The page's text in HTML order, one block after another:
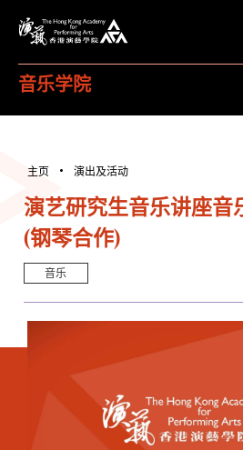
音乐学院
主页 演出及活动
演艺研究生音乐讲座音
(钢琴合作)
音乐